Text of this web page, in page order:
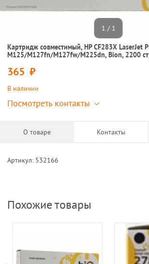
1 / 1
Картридж совместимый, HP CF283X LaserJet
M125/M127fn/M127fw/M225dn, Bion, 2200
365 руб.
В наличии
Посмотреть контакты
О товаре Контакты
Артикул: 532166
Похожие товары